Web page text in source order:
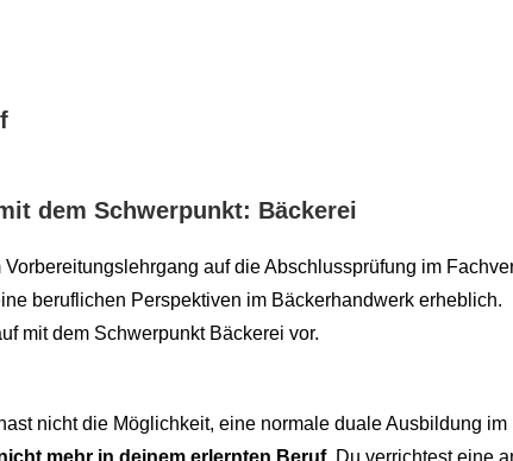
dem Schwerpunkt: Bäckerei
auf die Abschlussprüfung im
beruflichen Perspektiven im Bäckerhandwerk erheblich.
mit dem Schwerpunkt Bäckerei vor.
nicht die Möglichkeit, eine normale duale Ausbildung
mehr in deinem erlernten Beruf. Du verrichtest eine